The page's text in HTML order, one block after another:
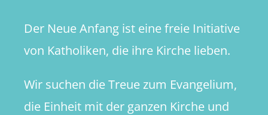
Der Neue Anfang ist eine freie Initiative
von Katholiken, die ihre Kirche lieben.
Wir suchen die Treue zum Evangelium,
die Einheit mit der ganzen Kirche und